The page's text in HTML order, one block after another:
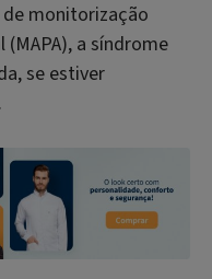
monitorização
a síndrome
se estiver